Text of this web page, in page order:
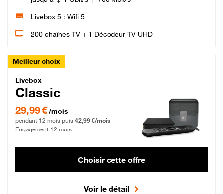
Livebox 5 : Wifi 5
200 chaînes TV + 1 Décodeur TV UHD
Meilleur choix
Livebox Classic Fibre
Livebox
Classic
29,99 € par mois pendant 12 mois puis 42,99 € par mois, Engagement 12 mois
29,99 €/mois
pendant 12 mois puis 42,99 €/mois
Engagement 12 mois
Choisir cette offre
Voir le détail